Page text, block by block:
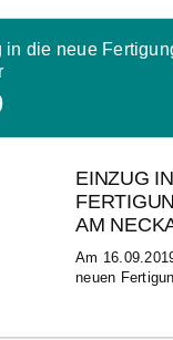
in die neue
EINZUG
AM
Am
neuen